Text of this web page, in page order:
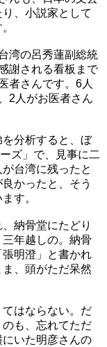
、小説家として
湾の呂秀蓮副総統
謝される看板まで
者さんです。6人
2人がお医者さん
分析すると、ぼ
ズ」で、見事に二
台湾に残ったと
かったと、そう
す。
納骨堂にたどり
年越しの。納骨
明澄」と書かれ
、頭がただ呆然
はならない。だ
も、忘れてただ
いた明彦さんの